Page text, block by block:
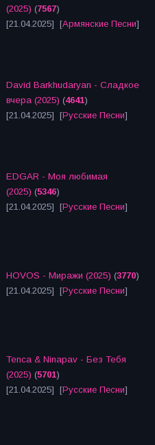
(2025) (7567)
[21.04.2025] [Армянские Песни]
David Barkhudaryan - Сладкое
вчера (2025) (4641)
[21.04.2025] [Русские Песни]
EDGAR - Моя любимая
(2025) (5346)
[21.04.2025] [Русские Песни]
HOVOS - Миражи (2025) (3770)
[21.04.2025] [Русские Песни]
Tenca & Ninapav - Без Тебя
(2025) (5701)
[21.04.2025] [Русские Песни]